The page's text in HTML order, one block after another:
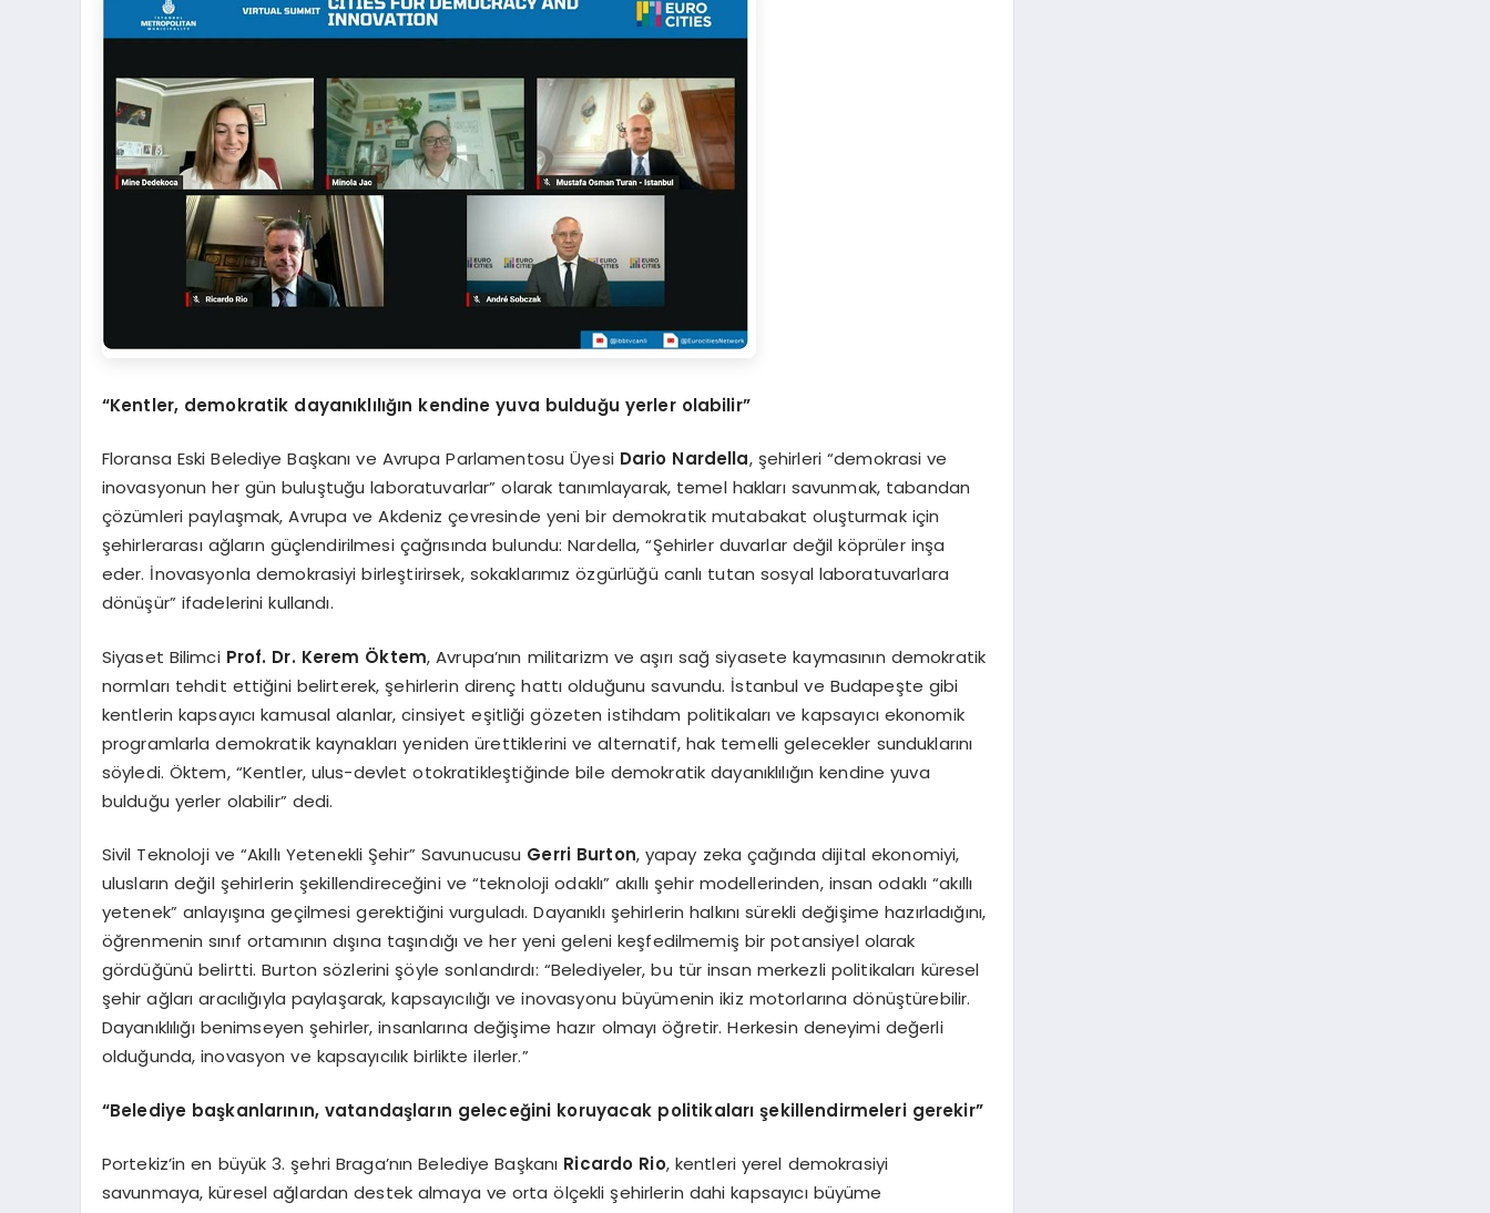
“Kentler, demokratik dayanıklılığın kendine yuva bulduğu yerler olabilir”
Floransa Eski Belediye Başkanı ve Avrupa Parlamentosu Üyesi Dario Nardella, şehirleri “demokrasi ve
inovasyonun her gün buluştuğu laboratuvarlar” olarak tanımlayarak, temel hakları savunmak, tabandan
çözümleri paylaşmak, Avrupa ve Akdeniz çevresinde yeni bir demokratik mutabakat oluşturmak için
şehirlerarası ağların güçlendirilmesi çağrısında bulundu: Nardella, “Şehirler duvarlar değil köprüler inşa
eder. İnovasyonla demokrasiyi birleştirirsek, sokaklarımız özgürlüğü canlı tutan sosyal laboratuvarlara
dönüşür” ifadelerini kullandı.
Siyaset Bilimci Prof. Dr. Kerem Öktem, Avrupa’nın militarizm ve aşırı sağ siyasete kaymasının demokratik
normları tehdit ettiğini belirterek, şehirlerin direnç hattı olduğunu savundu. İstanbul ve Budapeşte gibi
kentlerin kapsayıcı kamusal alanlar, cinsiyet eşitliği gözeten istihdam politikaları ve kapsayıcı ekonomik
programlarla demokratik kaynakları yeniden ürettiklerini ve alternatif, hak temelli gelecekler sunduklarını
söyledi. Öktem, “Kentler, ulus-devlet otokratikleştiğinde bile demokratik dayanıklılığın kendine yuva
bulduğu yerler olabilir” dedi.
Sivil Teknoloji ve “Akıllı Yetenekli Şehir” Savunucusu Gerri Burton, yapay zeka çağında dijital ekonomiyi,
ulusların değil şehirlerin şekillendireceğini ve “teknoloji odaklı” akıllı şehir modellerinden, insan odaklı “akıllı
yetenek” anlayışına geçilmesi gerektiğini vurguladı. Dayanıklı şehirlerin halkını sürekli değişime hazırladığını,
öğrenmenin sınıf ortamının dışına taşındığı ve her yeni geleni keşfedilmemiş bir potansiyel olarak
gördüğünü belirtti. Burton sözlerini şöyle sonlandırdı: “Belediyeler, bu tür insan merkezli politikaları küresel
şehir ağları aracılığıyla paylaşarak, kapsayıcılığı ve inovasyonu büyümenin ikiz motorlarına dönüştürebilir.
Dayanıklılığı benimseyen şehirler, insanlarına değişime hazır olmayı öğretir. Herkesin deneyimi değerli
olduğunda, inovasyon ve kapsayıcılık birlikte ilerler.”
“Belediye başkanlarının, vatandaşların geleceğini koruyacak politikaları şekillendirmeleri gerekir”
Portekiz’in en büyük 3. şehri Braga’nın Belediye Başkanı Ricardo Rio, kentleri yerel demokrasiyi
savunmaya, küresel ağlardan destek almaya ve orta ölçekli şehirlerin dahi kapsayıcı büyüme